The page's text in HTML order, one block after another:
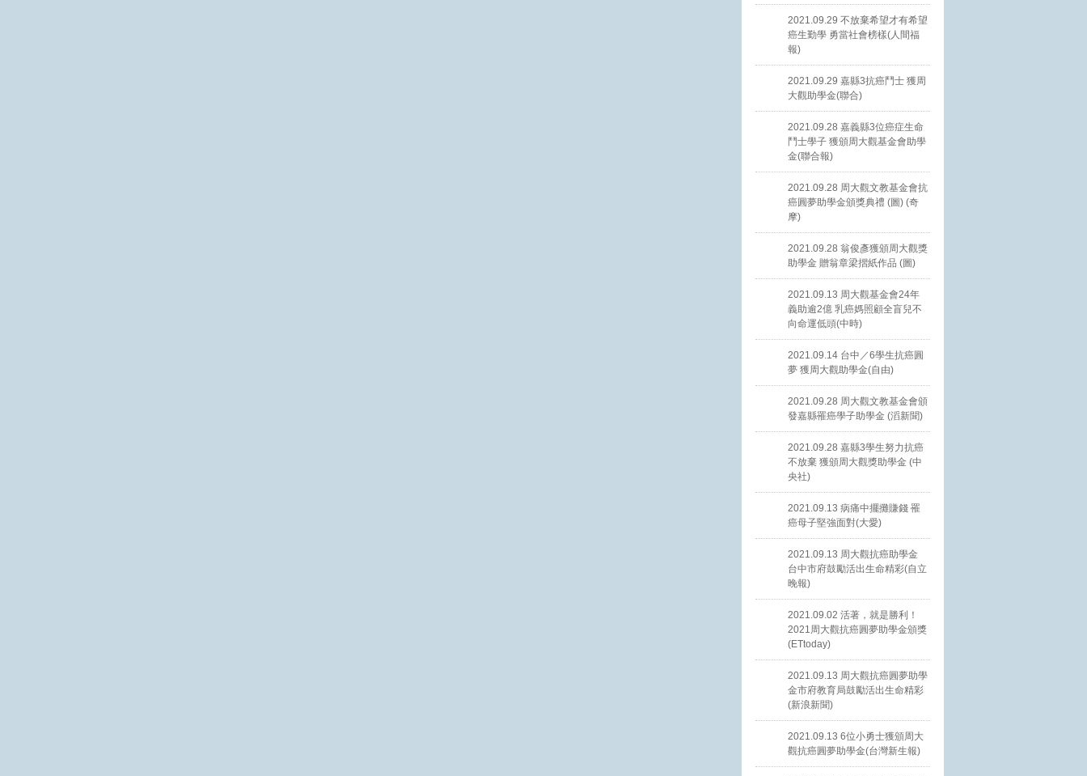
2021.09.29 不放棄希望才有希望
癌生勤學 勇當社會榜樣(人間福
報)
2021.09.29 嘉縣3抗癌鬥士 獲周
大觀助學金(聯合)
2021.09.28 嘉義縣3位癌症生命
鬥士學子 獲頒周大觀基金會助學
金(聯合報)
2021.09.28 周大觀文教基金會抗
癌圓夢助學金頒獎典禮 (圖) (奇
摩)
2021.09.28 翁俊彥獲頒周大觀獎
助學金 贈翁章梁摺紙作品 (圖)
2021.09.13 周大觀基金會24年
義助逾2億 乳癌媽照顧全盲兒不
向命運低頭(中時)
2021.09.14 台中／6學生抗癌圓
夢 獲周大觀助學金(自由)
2021.09.28 周大觀文教基金會頒
發嘉縣罹癌學子助學金 (滔新聞)
2021.09.28 嘉縣3學生努力抗癌
不放棄 獲頒周大觀獎助學金 (中
央社)
2021.09.13 病痛中擺攤賺錢 罹
癌母子堅強面對(大愛)
2021.09.13 周大觀抗癌助學金
台中市府鼓勵活出生命精彩(自立
晚報)
2021.09.02 活著，就是勝利！
2021周大觀抗癌圓夢助學金頒獎
(ETtoday)
2021.09.13 周大觀抗癌圓夢助學
金市府教育局鼓勵活出生命精彩
(新浪新聞)
2021.09.13 6位小勇士獲頒周大
觀抗癌圓夢助學金(台灣新生報)